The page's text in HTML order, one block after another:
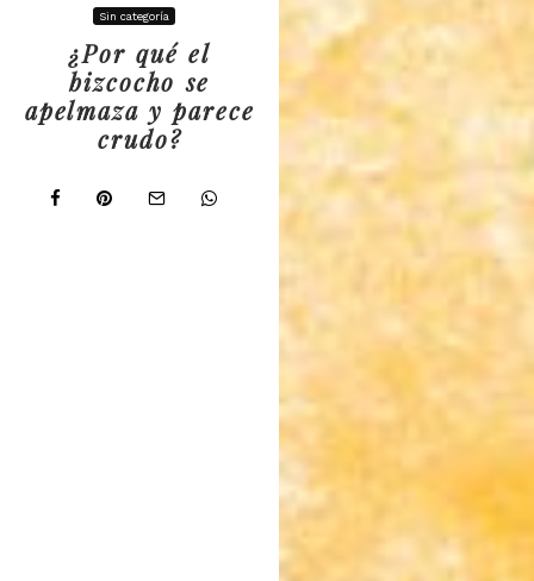
Sin categoría
¿Por qué el
bizcocho se
apelmaza y parece
crudo?